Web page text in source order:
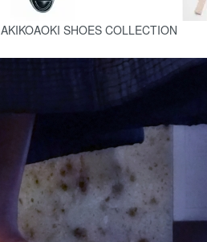
AKIKOAOKI SHOES COLLECTION